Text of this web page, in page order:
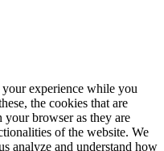
experience while you
the cookies that are
your browser as they are
of the website. We
analyze and understand how